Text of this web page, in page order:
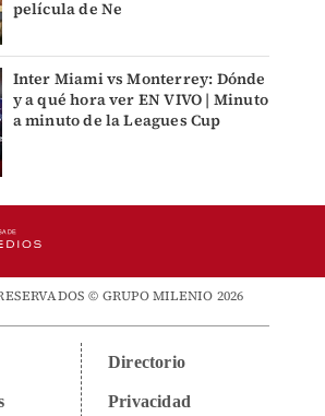
película de Ne
Inter Miami vs Monterrey: Dónde
y a qué hora ver EN VIVO | Minuto
a minuto de la Leagues Cup
© GRUPO MILENIO 2026
Directorio
Privacidad